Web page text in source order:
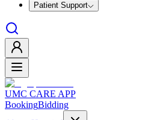
Patient Support
UMC CARE APP
BookingBidding